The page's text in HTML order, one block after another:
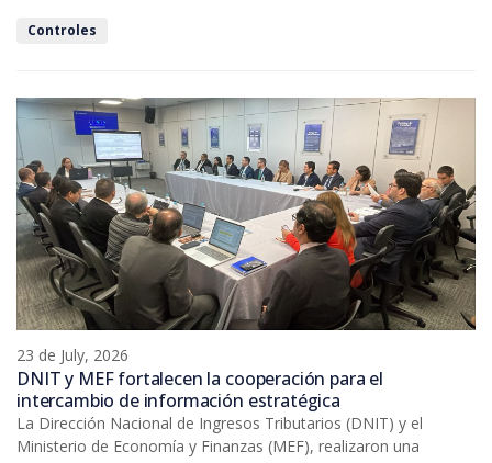
un local comercial del Mercado de Abasto Central, en Asunción.
Controles
23 de July, 2026
DNIT y MEF fortalecen la cooperación para el
intercambio de información estratégica
La Dirección Nacional de Ingresos Tributarios (DNIT) y el
Ministerio de Economía y Finanzas (MEF), realizaron una